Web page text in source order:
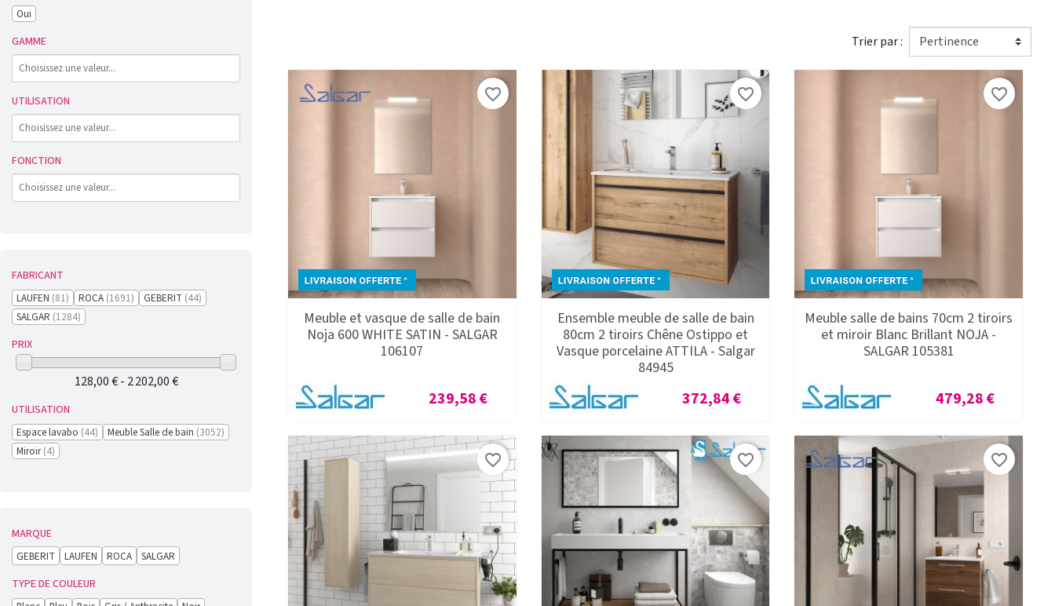
Oui
GAMME
UTILISATION
FONCTION
FABRICANT
LAUFEN (81) ROCA (1691) GEBERIT (44)
SALGAR (1284)
PRIX
128,00 € - 2 202,00 €
UTILISATION
Espace lavabo (44) Meuble Salle de bain (3052)
Miroir(4)
MARQUE
GEBERIT LAUFEN ROCA SALGAR
TYPE DE COULEUR
Trier par :
Meuble et vasque de salle de bain
Noja 600 WHITE SATIN - SALGAR
106107
Prix
239,58 €
favorite_border
Ensemble meuble de salle de bain
80cm 2 tiroirs Chêne Ostippo et
Vasque porcelaine ATTILA - Salgar
84945
Prix
372,84 €
favorite_border
Meuble salle de bains 70cm 2 tiroirs
et miroir Blanc Brillant NOJA -
SALGAR 105381
Prix
479,28 €
favorite_border
favorite_border favorite_border favorite_border